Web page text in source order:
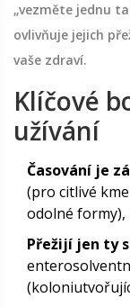
„vezměte jednu
ovlivňuje jejich
vaše zdraví.
Klíčové
užívání
Časování je
(pro citlivé
odolné formy),
Přežijí jen ty